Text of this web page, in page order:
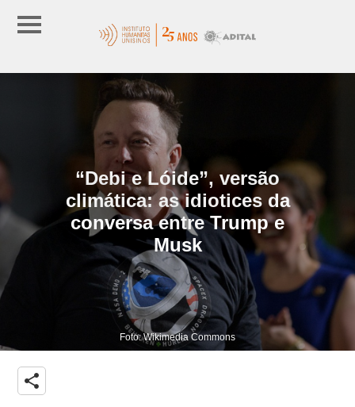
“Debi e Lóide”, versão
climática: as idiotices da
conversa entre Trump e
Musk
Foto: Wikimedia Commons
share